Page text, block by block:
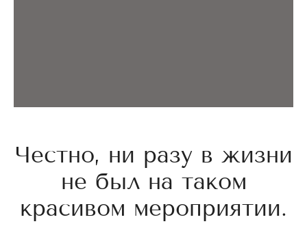
Честно, ни разу в жизни
не был на таком
красивом мероприятии.